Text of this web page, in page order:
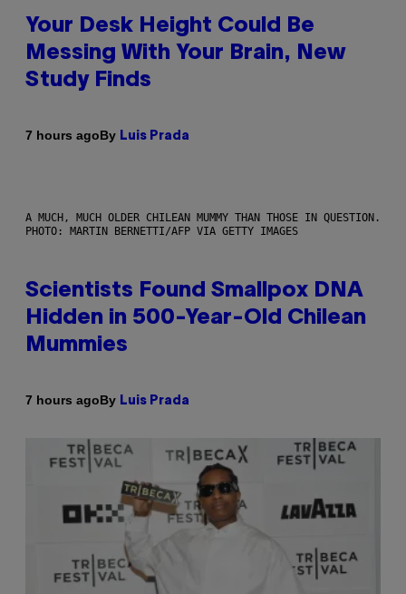
Your Desk Height Could Be
Messing With Your Brain, New
Study Finds
7 hours agoBy Luis Prada
A MUCH, MUCH OLDER CHILEAN MUMMY THAN THOSE IN QUESTION.
PHOTO: MARTIN BERNETTI/AFP VIA GETTY IMAGES
Scientists Found Smallpox DNA
Hidden in 500-Year-Old Chilean
Mummies
7 hours agoBy Luis Prada